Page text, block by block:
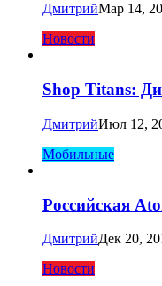
ДмитрийМар 14,
Новости
Shop Titans:
ДмитрийИюл 12,
Мобильные
Российская
ДмитрийДек 20,
Новости